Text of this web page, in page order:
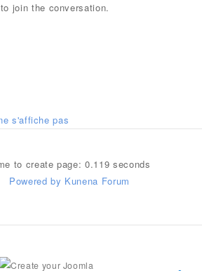
to join the conversation.
s'affiche pas
to create page: 0.119 seconds
Powered by Kunena Forum